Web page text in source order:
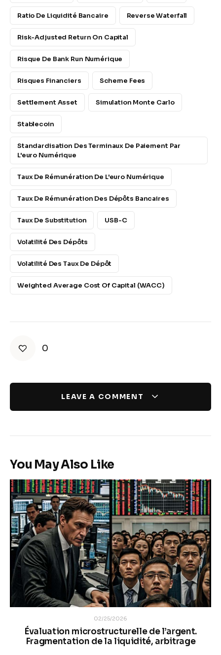
Ratio De Liquidité Bancaire Reverse Waterfall
Risk-Adjusted Return On Capital
Risque De Bank Run Numérique
Risques Financiers Scheme Fees
Settlement Asset Simulation Monte Carlo
Stablecoin
Standardisation Des Terminaux De Paiement Par
L'euro Numérique
Taux De Rémunération De L'euro Numérique
Taux De Rémunération Des Dépôts Bancaires
Taux De Substitution USB-C
Volatilité Des Dépôts
Volatilité Des Taux De Dépôt
Weighted Average Cost Of Capital (WACC)
0
LEAVE A COMMENT
You May Also Like
02/25/2026
Évaluation microstructurelle de l’argent.
Fragmentation de la liquidité, arbitrage